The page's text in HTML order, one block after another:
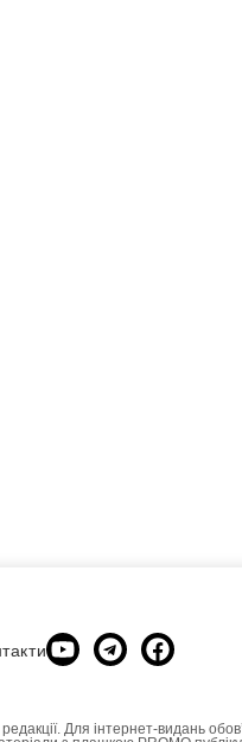
Для інтернет-видань